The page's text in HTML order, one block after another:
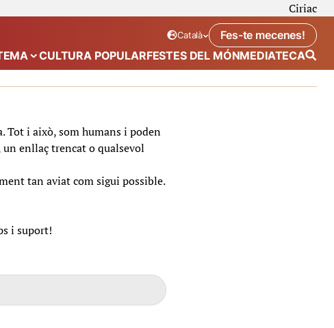
Ciriac
Idioma seleccionat:
Català
. Canviar idiomaFes-te mecenes!
de “Calendari”
Mostra el submenú de “Ecosistema”
CULTURA POPULARFESTES DEL MÓNMEDIATECA
i això, som humans i poden
un enllaç trencat o qualsevol
tan aviat com sigui possible.
i suport!